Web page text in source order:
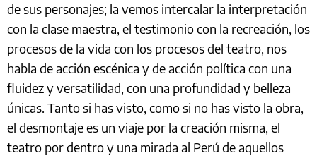
de sus personajes; la vemos intercalar la interpretación
con la clase maestra, el testimonio con la recreación, los
procesos de la vida con los procesos del teatro, nos
habla de acción escénica y de acción política con una
fluidez y versatilidad, con una profundidad y belleza
únicas. Tanto si has visto, como si no has visto la obra,
el desmontaje es un viaje por la creación misma, el
teatro por dentro y una mirada al Perú de aquellos